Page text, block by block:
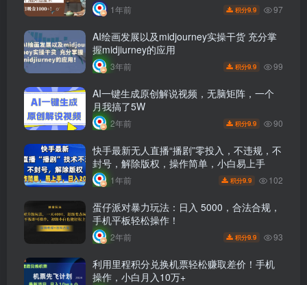
1年前 积分9.9 97
AI绘画发展以及midjourney实操干货 充分掌
握midjiurney的应用
3年前 积分9.9 99
AI一键生成原创解说视频，无脑矩阵，一个
月我搞了5W
2年前 积分9.9 90
快手最新无人直播“播剧”零投入，不违规，不
封号，解除版权，操作简单，小白易上手
1年前 积分9.9 102
蛋仔派对暴力玩法：日入 5000，合法合规，
手机平板轻松操作！
2年前 积分9.9 93
利用里程积分兑换机票轻松赚取差价！手机
操作，小白月入10万+